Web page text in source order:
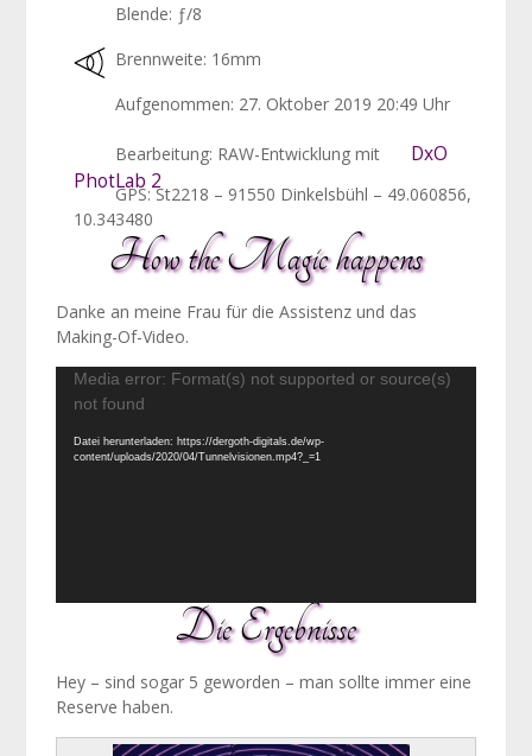
Blende: ƒ/8
Brennweite: 16mm
Aufgenommen: 27. Oktober 2019 20:49 Uhr
Bearbeitung: RAW-Entwicklung mit
DxO
PhotLab 2
GPS: St2218 – 91550 Dinkelsbühl – 49.060856,
10.343480
How the Magic happens
Danke an meine Frau für die Assistenz und das
Making-Of-Video.
Video-
Player
Media error: Format(s) not supported or source(s)
not found
Datei herunterladen: https://dergoth-digitals.de/wp-
content/uploads/2020/04/Tunnelvisionen.mp4?_=1
Die Ergebnisse
Hey – sind sogar 5 geworden – man sollte immer eine
Reserve haben.